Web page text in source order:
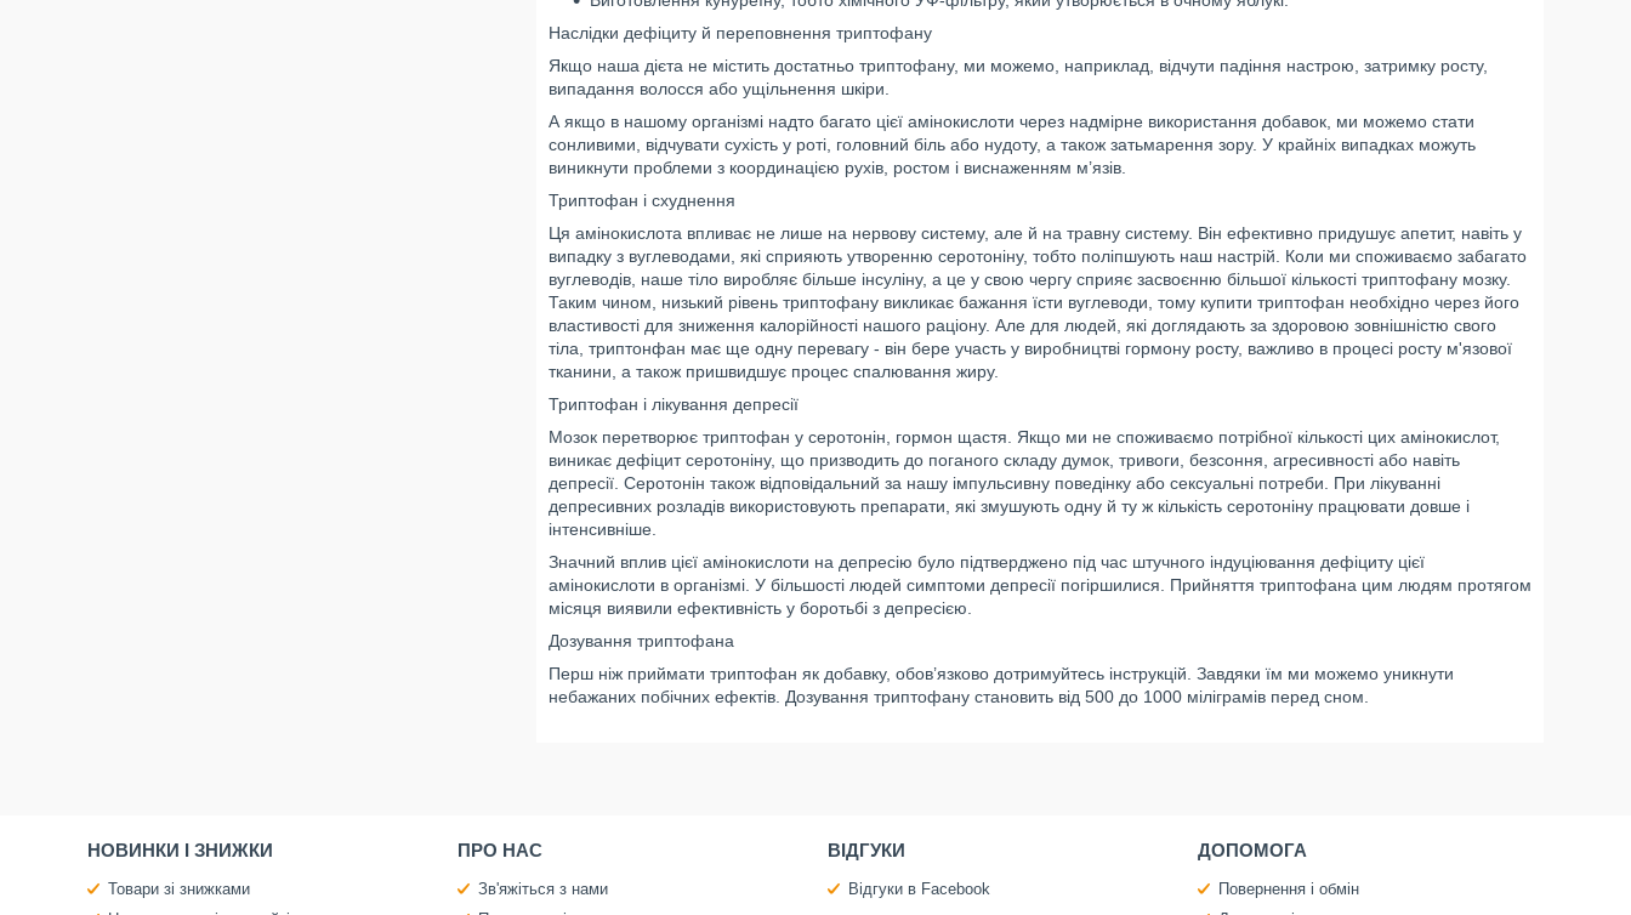
Наслідки дефіциту й переповнення триптофану
Якщо наша дієта не містить достатньо триптофану, ми можемо, наприклад, відчути падіння настрою, затримку росту,
випадання волосся або ущільнення шкіри.
А якщо в нашому організмі надто багато цієї амінокислоти через надмірне використання добавок, ми можемо стати
сонливими, відчувати сухість у роті, головний біль або нудоту, а також затьмарення зору. У крайніх випадках можуть
виникнути проблеми з координацією рухів, ростом і виснаженням м’язів.
Триптофан і схуднення
Ця амінокислота впливає не лише на нервову систему, але й на травну систему. Він ефективно придушує апетит, навіть у
випадку з вуглеводами, які сприяють утворенню серотоніну, тобто поліпшують наш настрій. Коли ми споживаємо забагато
вуглеводів, наше тіло виробляє більше інсуліну, а це у свою чергу сприяє засвоєнню більшої кількості триптофану мозку.
Таким чином, низький рівень триптофану викликає бажання їсти вуглеводи, тому купити триптофан необхідно через його
властивості для зниження калорійності нашого раціону. Але для людей, які доглядають за здоровою зовнішністю свого
тіла, триптонфан має ще одну перевагу - він бере участь у виробництві гормону росту, важливо в процесі росту м'язової
тканини, а також пришвидшує процес спалювання жиру.
Триптофан і лікування депресії
Мозок перетворює триптофан у серотонін, гормон щастя. Якщо ми не споживаємо потрібної кількості цих амінокислот,
виникає дефіцит серотоніну, що призводить до поганого складу думок, тривоги, безсоння, агресивності або навіть
депресії. Серотонін також відповідальний за нашу імпульсивну поведінку або сексуальні потреби. При лікуванні
депресивних розладів використовують препарати, які змушують одну й ту ж кількість серотоніну працювати довше і
інтенсивніше.
Значний вплив цієї амінокислоти на депресію було підтверджено під час штучного індуціювання дефіциту цієї
амінокислоти в організмі. У більшості людей симптоми депресії погіршилися. Прийняття триптофана цим людям протягом
місяця виявили ефективність у боротьбі з депресією.
Дозування триптофана
Перш ніж приймати триптофан як добавку, обов’язково дотримуйтесь інструкцій. Завдяки їм ми можемо уникнути
небажаних побічних ефектів. Дозування триптофану становить від 500 до 1000 міліграмів перед сном.
НОВИНКИ І ЗНИЖКИ
Товари зі знижками
ПРО НАС
Зв'яжіться з нами
ВІДГУКИ
Відгуки в Facebook
ДОПОМОГА
Повернення і обмін